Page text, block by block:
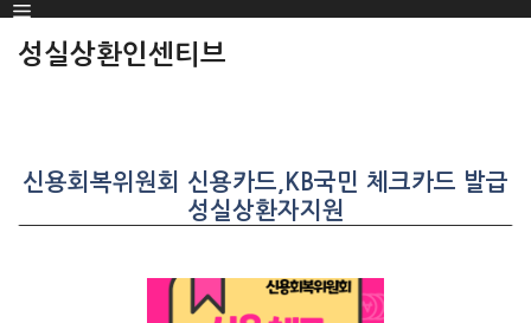
SKIP
TO
Menu
성실상환인센티브
신용회복위원회 신용카드,KB국민 체크카드 발급
성실상환자지원